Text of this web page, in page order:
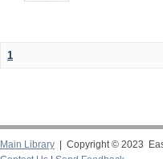
1
Main Library | Copyright © 2023